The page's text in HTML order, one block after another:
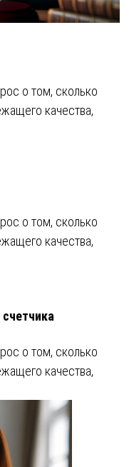
о том, сколько
качества,
о том, сколько
качества,
о том, сколько
качества,